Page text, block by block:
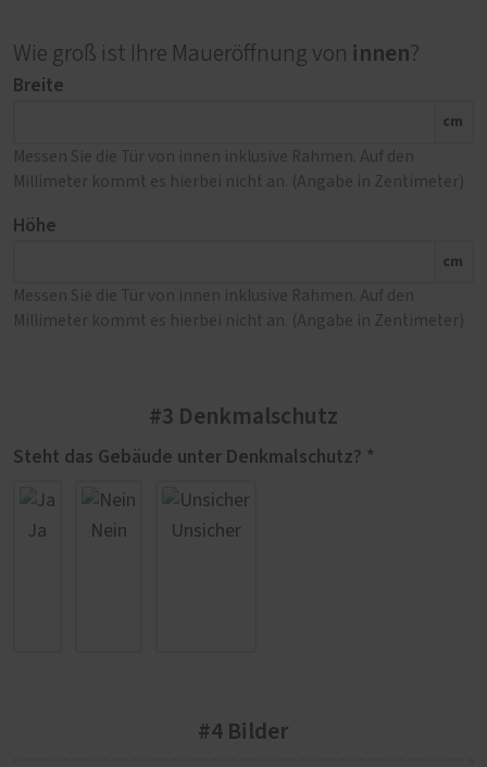
Wie groß ist Ihre Maueröffnung von innen?
Breite
cm
Messen Sie die Tür von innen inklusive Rahmen. Auf den
Millimeter kommt es hierbei nicht an. (Angabe in Zentimeter)
Höhe
cm
Messen Sie die Tür von innen inklusive Rahmen. Auf den
Millimeter kommt es hierbei nicht an. (Angabe in Zentimeter)
#3 Denkmalschutz
Steht das Gebäude unter Denkmalschutz? *
Ja Nein Unsicher
#4 Bilder